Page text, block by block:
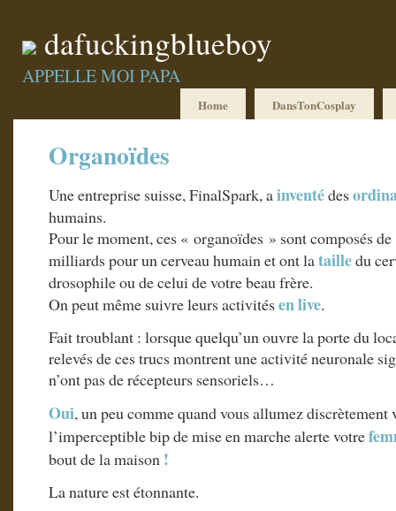
dafuckingblueboy
APPELLE MOI PAPA
Home DansTonCosplay
Organoïdes
Une entreprise suisse, FinalSpark, ainventédes
humains.
Pour le moment, ces « organoïdes » sont composés
milliards pour un cerveau humain et ont latailledu
drosophile ou de celui de votre beau frère.
On peut même suivre leurs activitésen live.
Fait troublant : lorsque quelqu’un ouvre la porte du
relevés de ces trucs montrent une activité neuronale
n’ont pas de récepteurs sensoriels…
Oui, un peu comme quand vous allumez discrètement
l’imperceptible bip de mise en marche alerte votre
bout de la maison !
La nature est étonnante.